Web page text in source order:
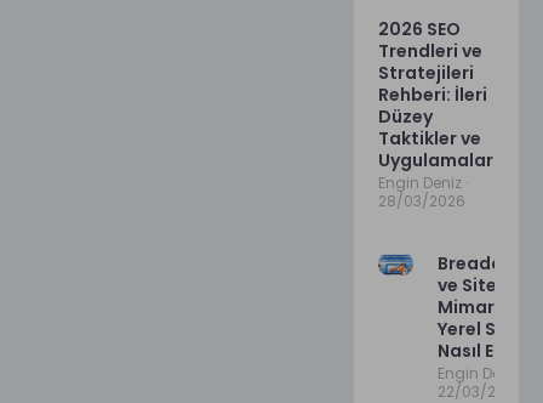
2026 SEO
Trendleri ve
Stratejileri
Rehberi: İleri
Düzey
Taktikler ve
Uygulamalar
Engin Deniz
28/03/2026
ve Site
Mimarisi
Yerel SEO’yu
Nasıl
Engin Deniz
22/03/2026